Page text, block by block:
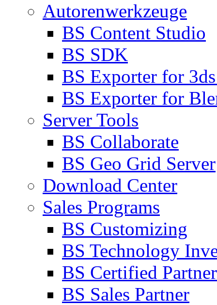
Autorenwerkzeuge
BS Content Studio
BS SDK
BS Exporter for
BS Exporter for
Server Tools
BS Collaborate
BS Geo Grid Server
Download Center
Sales Programs
BS Customizing
BS Technology
BS Certified Partner
BS Sales Partner